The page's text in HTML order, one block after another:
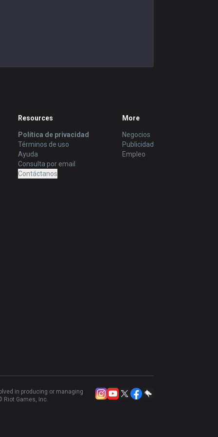
Resources
Política de privacidad
Términos de uso
Ayuda
Consulta por email
Contáctanos
More
Negocios
Publicidad
Empleo
in producing or managing
Riot Games, Inc.